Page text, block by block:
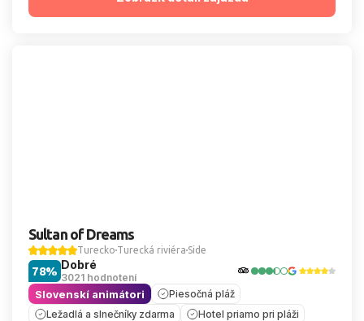
Sultan of Dreams
Turecko Turecká riviéra Side
Dobré
3021 hodnotení
78%
Slovenskí animátori
Piesočná pláž
Ležadlá a slnečníky zdarma
Hotel priamo pri pláži